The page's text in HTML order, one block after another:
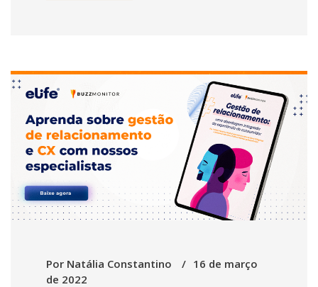
Por Natália Constantino
16 de março
de 2022